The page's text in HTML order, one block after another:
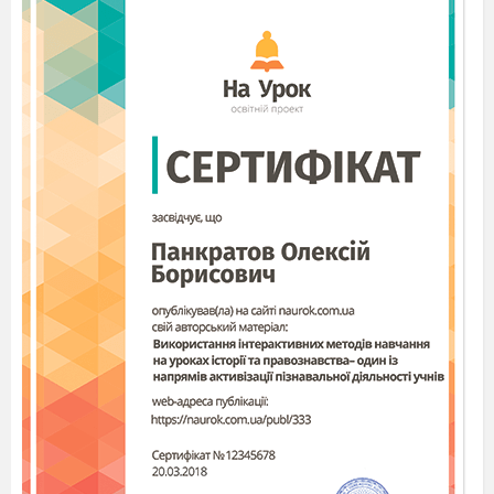
Перший член команди має
пролізти в обруч і передати його
іншому. Гра триває доти, доки обруч не
повернеться до першого гравця.
Завдання для болільників
Прострибати на одній ніжці до
фішки. Переможе той, хто швидше
дострибає.
Ситуація 6
канату”
У кожного свої бажання. Хто ж
переможе? ( Учасники обох команд
перетягують канати )
Ведуча
Ось і закінчилось родинне свято.
Ми чекаємо висновків журі. А поки вони
виявляють переможця, я хочу привітати
усіх з перемогою, і побажати усім
родинного щастя, вільного часу для
сумісного відпочинку.
Зараз слово надається журі для